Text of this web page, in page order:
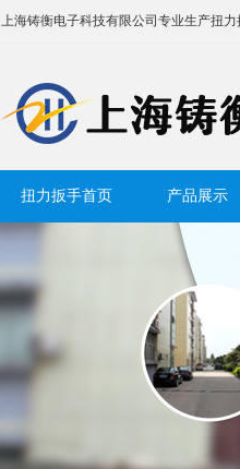
上海铸衡电子科技有限公司专业生产扭
扭力扳手首页 产品展示